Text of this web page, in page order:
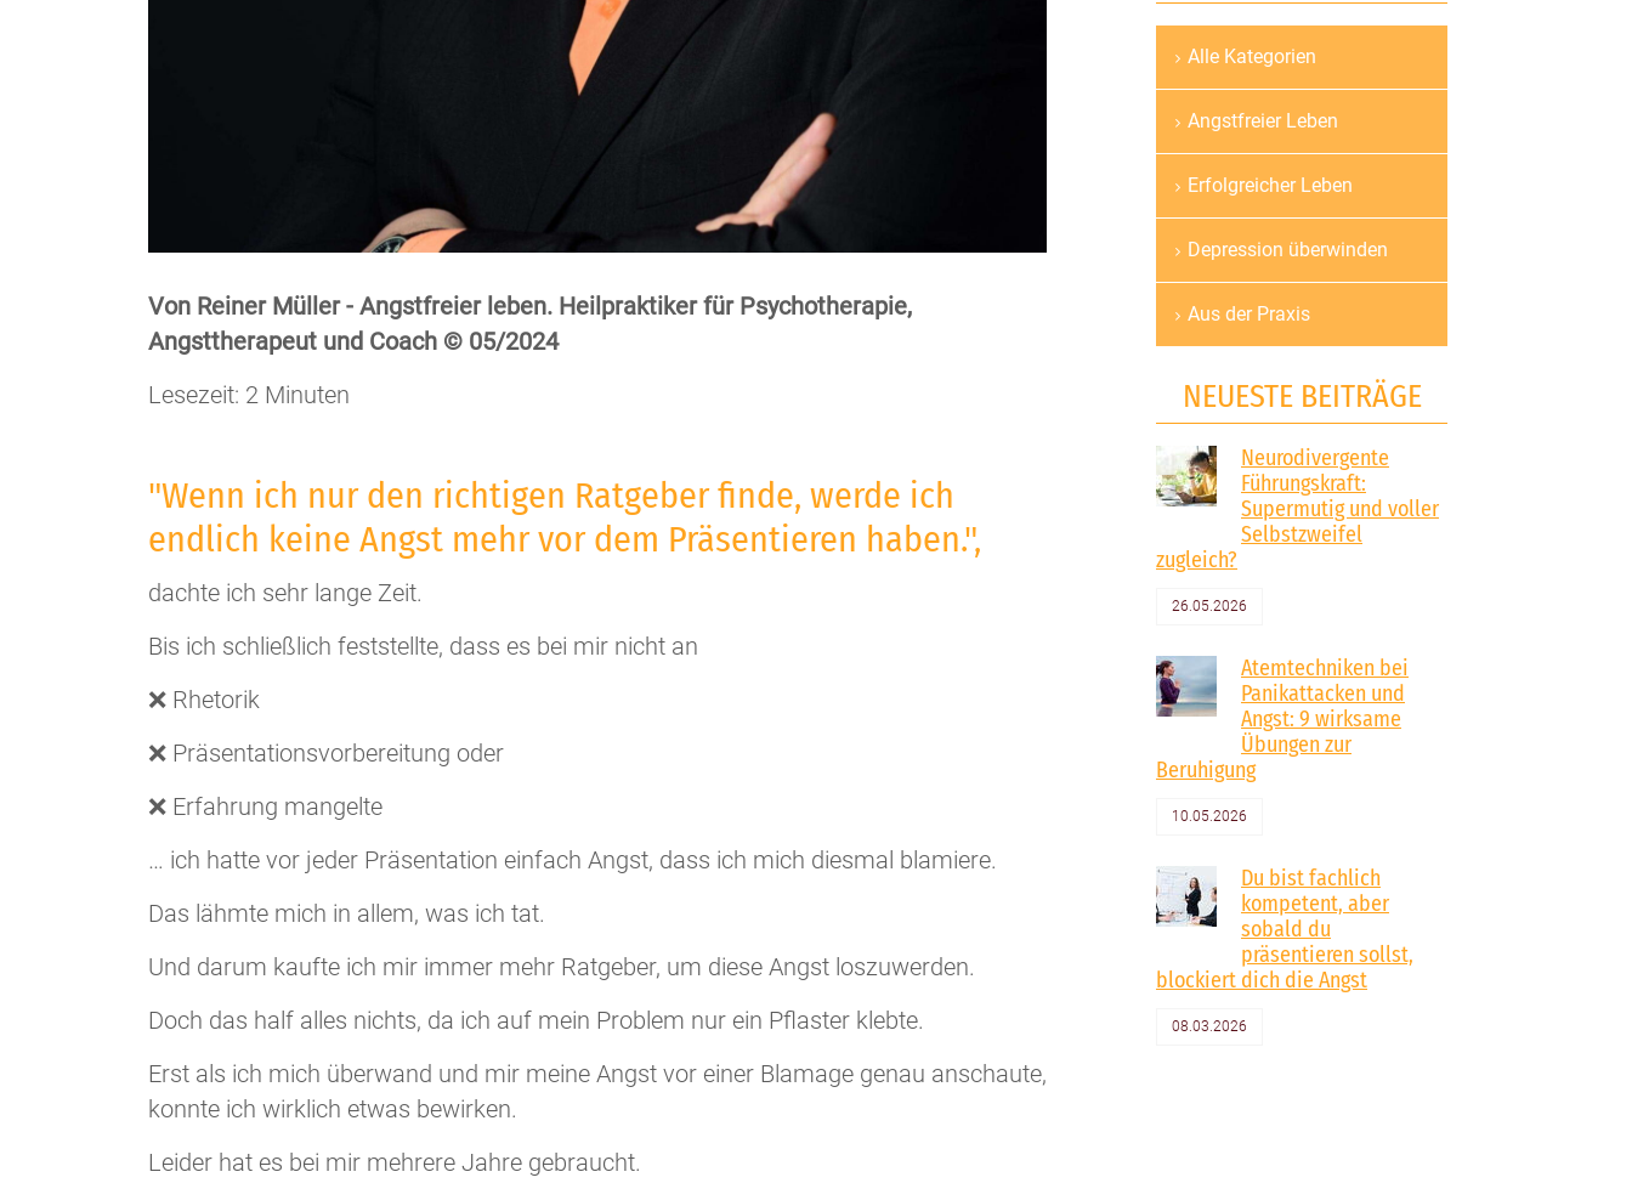
Von Reiner Müller - Angstfreier leben. Heilpraktiker für Psychotherapie,
Angsttherapeut und Coach © 05/2024
Lesezeit: 2 Minuten
"Wenn ich nur den richtigen Ratgeber finde, werde ich
endlich keine Angst mehr vor dem Präsentieren haben.",
dachte ich sehr lange Zeit.
Bis ich schließlich feststellte, dass es bei mir nicht an
❌ Rhetorik
❌ Präsentationsvorbereitung oder
❌ Erfahrung mangelte
… ich hatte vor jeder Präsentation einfach Angst, dass ich mich diesmal blamiere.
Das lähmte mich in allem, was ich tat.
Und darum kaufte ich mir immer mehr Ratgeber, um diese Angst loszuwerden.
Doch das half alles nichts, da ich auf mein Problem nur ein Pflaster klebte.
Erst als ich mich überwand und mir meine Angst vor einer Blamage genau anschaute,
konnte ich wirklich etwas bewirken.
Leider hat es bei mir mehrere Jahre gebraucht.
Navigation
überspringen
Alle Kategorien
Angstfreier Leben
Erfolgreicher Leben
Depression überwinden
Aus der Praxis
NEUESTE BEITRÄGE
Neurodivergente
Führungskraft:
Supermutig und voller
Selbstzweifel
zugleich?
26.05.2026
Atemtechniken bei
Panikattacken und
Angst: 9 wirksame
Übungen zur
Beruhigung
10.05.2026
Du bist fachlich
kompetent, aber
sobald du
präsentieren sollst,
blockiert dich die Angst
08.03.2026